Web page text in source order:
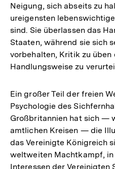
Neigung, sich abseits zu
ureigensten
sind. Sie überlassen das
Staaten, während sie sich
vorbehalten, Kritik zu üben
Handlungsweise zu
Ein großer Teil der freien
Psychologie des
Großbritannien hat sich —
amtlichen Kreisen — die
das Vereinigte Königreich
weltweiten Machtkampf,
Interessen der Vereinigten